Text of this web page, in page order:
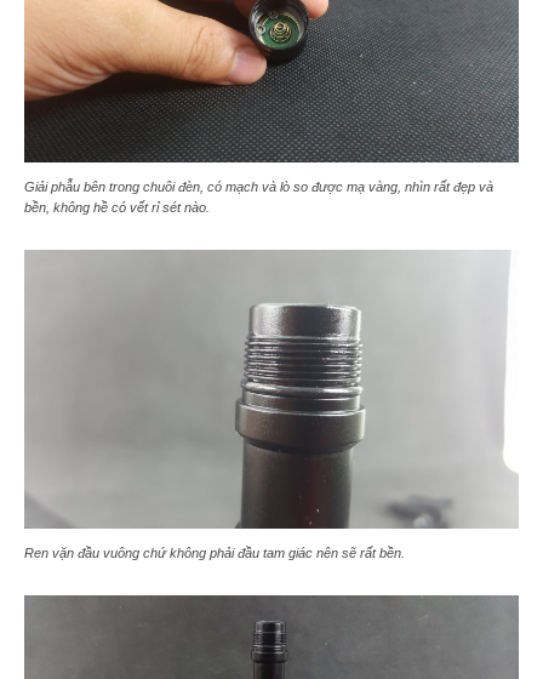
Giải phẫu bên trong chuôi đèn, có mạch và lò so được mạ vàng, nhìn rất đẹp và
bền, không hề có vết rỉ sét nào.
Ren vặn đầu vuông chứ không phải đầu tam giác nên sẽ rất bền.